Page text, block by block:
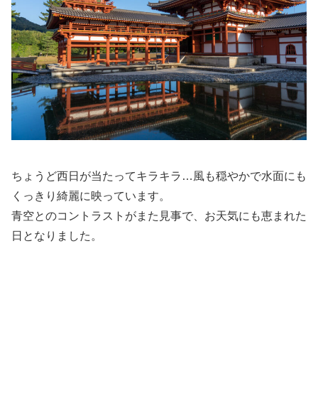
ちょうど西日が当たってキラキラ…風も穏やかで水面にも
くっきり綺麗に映っています。
青空とのコントラストがまた見事で、お天気にも恵まれた
日となりました。